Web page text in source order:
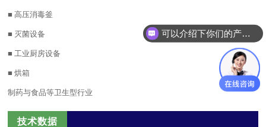
■ 高压消毒釜
■ 灭菌设备
■ 工业厨房设备
■ 烘箱
制药与食品等卫生型行业
技术数据
可以介绍下你们的产品么？